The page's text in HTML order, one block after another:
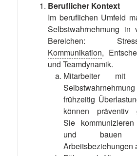
Beruflicher Kontext
Im beruflichen Umfeld
Selbstwahrnehmung in
Bereichen:
Kommunikation,
und Teamdynamik.
Mitarbeiter mit
frühzeitig
können präventiv
Sie
und bauen
Arbeitsbeziehungen